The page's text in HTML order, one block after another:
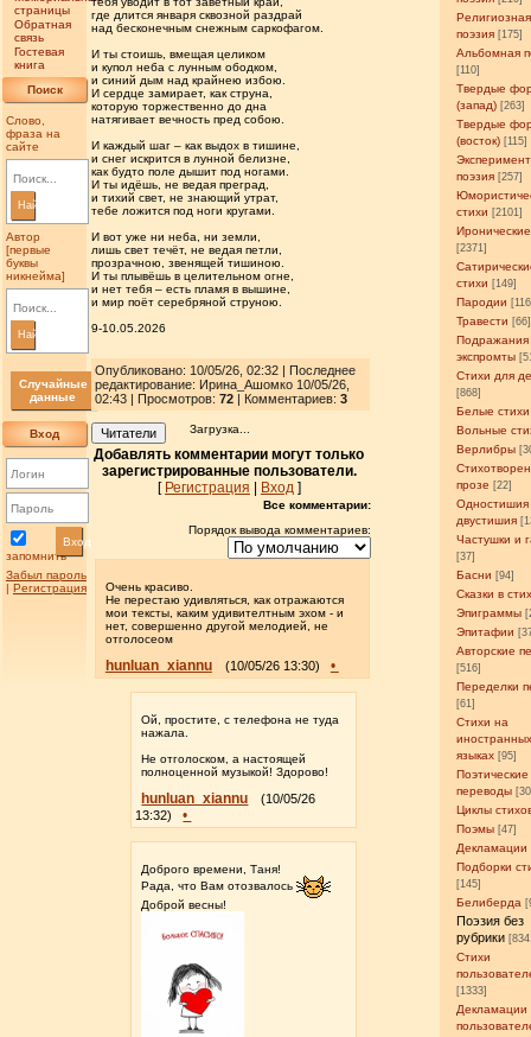
страницы
Обратная
связь
Гостевая
книга
Поиск
Слово,
фраза на
сайте
Найти
Автор
[первые
буквы
никнейма]
Найти
Случайные
данные
Вход
запомнить
Вход
Забыл пароль
| Регистрация
Религиозная
поэзия [175]
Альбомная
[110]
Твердые
(запад) [263]
Твердые
(восток) [115]
поэзия [257]
стихи [2101]
[2371]
стихи [149]
Пародии
Травести [66]
Подражания
экспромты
Стихи для
[868]
Белые стихи
Вольные
Верлибры
прозе [22]
Одностишия
двустишия
Частушки и
[37]
Басни [94]
Сказки в
Эпиграммы
Эпитафии
Авторские
[516]
Переделки
[61]
Стихи на
языках [95]
Поэтические
переводы
Циклы
Поэмы [47]
Декламации
Подборки
[145]
Белиберда
Поэзия без
рубрики
Стихи
[1333]
Декламации
где длится января сквозной раздрай
над бесконечным снежным саркофагом.
И ты стоишь, вмещая целиком
и купол неба с лунным ободком,
и синий дым над крайнею избою.
И сердце замирает, как струна,
которую торжественно до дна
натягивает вечность пред собою.
И каждый шаг – как выдох в тишине,
и снег искрится в лунной белизне,
как будто поле дышит под ногами.
И ты идёшь, не ведая преград,
и тихий свет, не знающий утрат,
тебе ложится под ноги кругами.
И вот уже ни неба, ни земли,
лишь свет течёт, не ведая петли,
прозрачною, звенящей тишиною.
И ты плывёшь в целительном огне,
и нет тебя – есть пламя в вышине,
и мир поёт серебряной струною.
9-10.05.2026
Опубликовано: 10/05/26, 02:32 | Последнее
редактирование: Ирина_Ашомко 10/05/26,
02:43 | Просмотров: 72| Комментариев: 3
Читатели Загрузка...
Добавлять комментарии могут только
зарегистрированные пользователи.
[ Регистрация Вход]
Все комментарии:
Порядок вывода комментариев:
Очень красиво.
Не перестаю удивляться, как отражаются
мои тексты, каким удивителтным эхом - и
нет, совершенно другой мелодией, не
отголосеом
hunluan_xiannu (10/05/26 13:30) •
Ой, простите, с телефона не туда
нажала.
Не отголоском, а настоящей
полноценной музыкой! Здорово!
hunluan_xiannu
(10/05/26
13:32)
•
Доброго времени, Таня!
Рада, что Вам отозвалось
Доброй весны!